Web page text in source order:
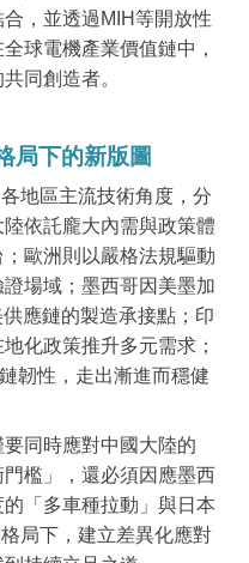
，並透過MIH等開放性
球電機產業價值鏈中，
同創造者。
局下的新版圖
地區主流技術角度，分
依託龐大內需與政策體
歐洲則以嚴格法規驅動
場域；墨西哥因美墨加
應鏈的製造承接點；印
化政策推升多元需求；
韌性，走出漸進而穩健
同時應對中國大陸的
門檻」，還必須因應墨西
「多車種拉動」與日本
局下，建立差異化應對